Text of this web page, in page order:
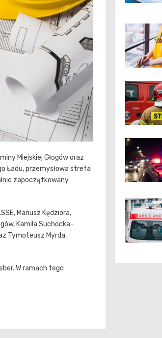
Miejskiej Głogów oraz
Ładu, przemysłowa strefa
zapoczątkowany
Mariusz Kędziora,
Kamila Suchocka-
Tymoteusz Myrda,
W ramach tego